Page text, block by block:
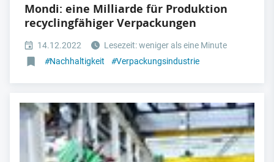
Mondi: eine Milliarde für Produktion
recyclingfähiger Verpackungen
14.12.2022
Lesezeit: weniger als eine Minute
#Nachhaltigkeit #Verpackungsindustrie